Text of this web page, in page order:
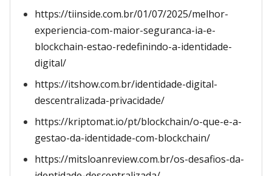
https://tiinside.com.br/01/07/2025/melhor-
experiencia-com-maior-seguranca-ia-e-
blockchain-estao-redefinindo-a-identidade-
digital/
https://itshow.com.br/identidade-digital-
descentralizada-privacidade/
https://kriptomat.io/pt/blockchain/o-que-e-a-
gestao-da-identidade-com-blockchain/
https://mitsloanreview.com.br/os-desafios-da-